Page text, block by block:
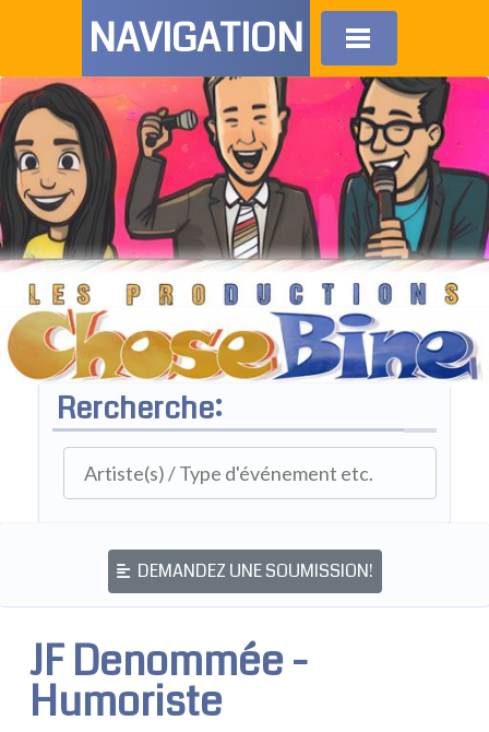
NAVIGATION
Rercherche:
DEMANDEZ UNE SOUMISSION!
JF Denommée -
Humoriste